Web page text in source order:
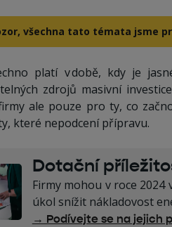
všechna tato témata jsme
platí v době, kdy je
zdrojů masivní
ale pouze pro ty, co
které nepodcení přípravu.
Dotační
Firmy mohou v roce
úkol snížit nákladovost
→ Podívejte se na jejich